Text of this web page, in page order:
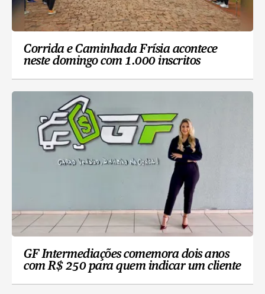
Corrida e Caminhada Frísia acontece
neste domingo com 1.000 inscritos
GF Intermediações comemora dois anos
com R$ 250 para quem indicar um cliente